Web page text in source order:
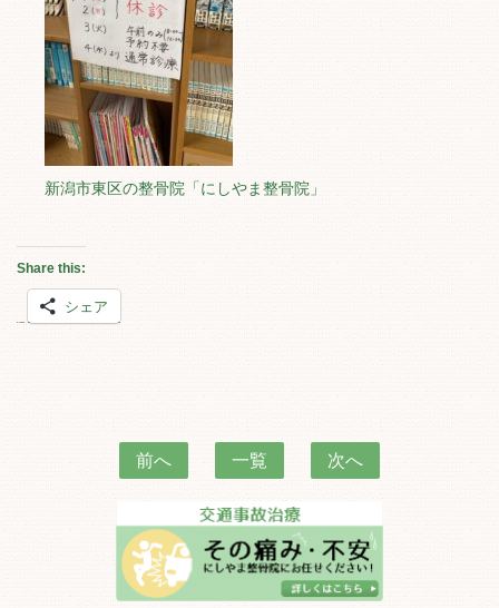
新潟市東区の整骨院「にしやま整骨院」
Share this:
シェア
前へ 一覧 次へ